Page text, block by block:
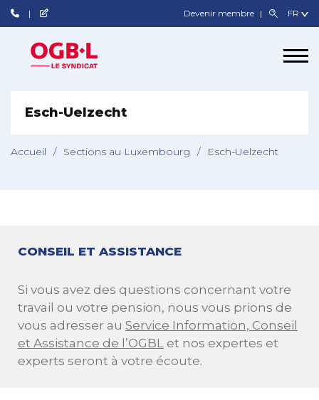
Devenir membre
Esch-Uelzecht
Accueil / Sections au Luxembourg / Esch-Uelzecht
CONSEIL ET ASSISTANCE
Si vous avez des questions concernant votre
travail ou votre pension, nous vous prions de
vous adresser au Service Information, Conseil
et Assistance de l’OGBL et nos expertes et
experts seront à votre écoute.